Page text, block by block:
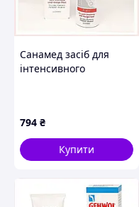
Санамед засіб для
інтенсивного
794 ₴
Купити